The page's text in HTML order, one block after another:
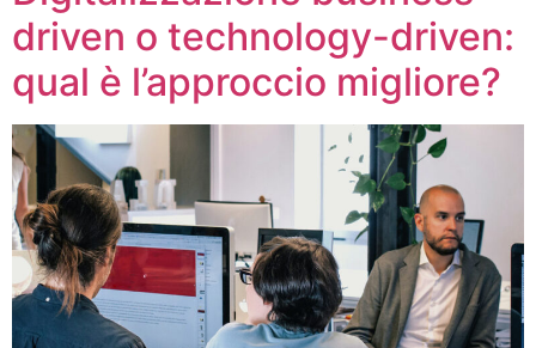
driven o technology-driven:
qual è l’approccio migliore?